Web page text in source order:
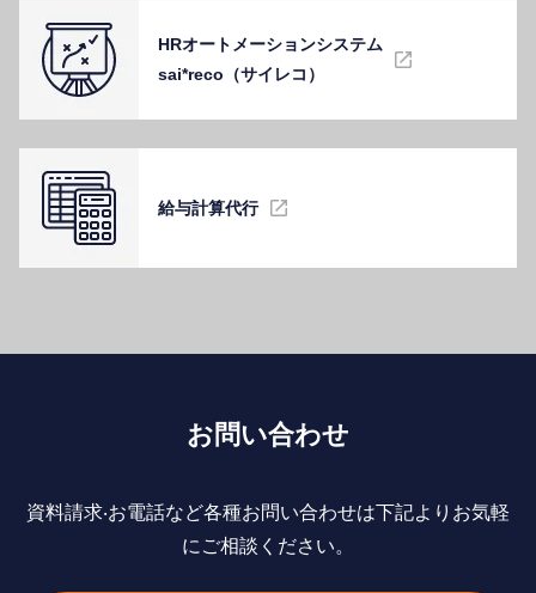
HRオートメーションシステム
sai*reco（サイレコ）
給与計算代⾏
お問い合わせ
資料請求‧お電話など各種お問い合わせは下記よりお気軽
にご相談ください。